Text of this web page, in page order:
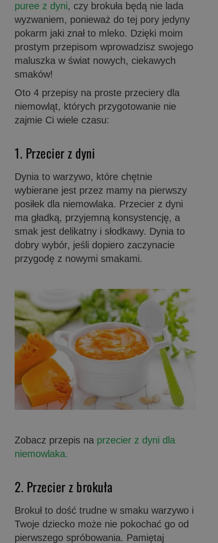
puree z dyni, czy brokuła będą nie lada
wyzwaniem, ponieważ do tej pory jedyny
pokarm jaki znał to mleko. Dzięki moim
prostym przepisom wprowadzisz swojego
maluszka w świat nowych, ciekawych
smaków!
Oto 4 przepisy na proste przeciery dla
niemowląt, których przygotowanie nie
zajmie Ci wiele czasu:
1. Przecier z dyni
Dynia to warzywo, które chętnie
wybierane jest przez mamy na pierwszy
posiłek dla niemowlaka. Przecier z dyni
ma gładką, przyjemną konsystencję, a
smak jest delikatny i słodkawy. Dynia to
dobry wybór, jeśli dopiero zaczynacie
przygodę z nowymi smakami.
Zobacz przepis na przecier z dyni dla
niemowlaka.
2. Przecier z brokuła
Brokuł to dość trudne w smaku warzywo i
Twoje dziecko może nie pokochać go od
pierwszego spróbowania. Pamiętaj